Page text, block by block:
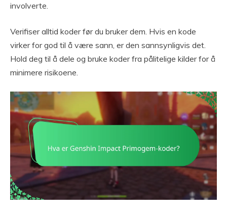
involverte.
Verifiser alltid koder før du bruker dem. Hvis en kode
virker for god til å være sann, er den sannsynligvis det.
Hold deg til å dele og bruke koder fra pålitelige kilder for å
minimere risikoene.